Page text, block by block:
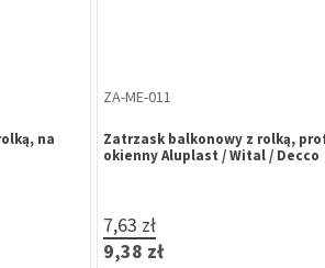
do
WK-HR-582
Wkładka bębenkowa B-Harko H6
40/60 mm, nikiel satyna, 6-
31,64 zł
38,92 zł